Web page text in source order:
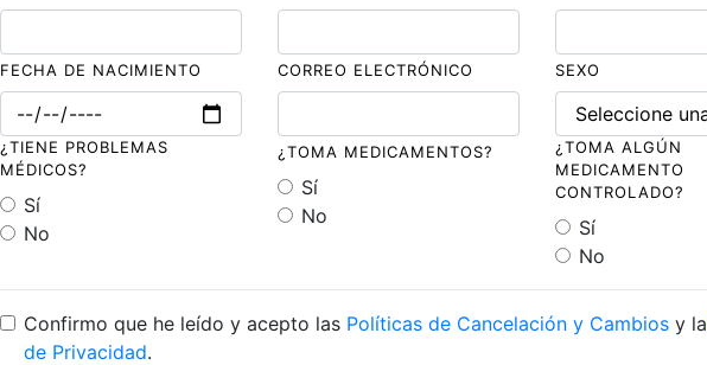
FECHA DE NACIMIENTO CORREO ELECTRÓNICO SEXO
¿TIENE PROBLEMAS
MÉDICOS?
Sí
No
¿TOMA MEDICAMENTOS?
Sí
No
¿TOMA ALGÚN
MEDICAMENTO
CONTROLADO?
Sí
No
Confirmo que he leído y acepto las Políticas de Cancelación y Cambios y la
de Privacidad.